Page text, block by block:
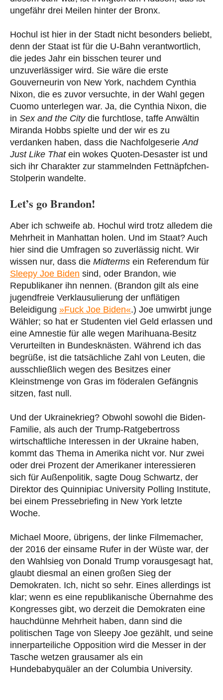
ungefähr drei Meilen hinter der Bronx.
Hochul ist hier in der Stadt nicht besonders beliebt,
denn der Staat ist für die U-Bahn verantwortlich,
die jedes Jahr ein bisschen teurer und
unzuverlässiger wird. Sie wäre die erste
Gouverneurin von New York, nachdem Cynthia
Nixon, die es zuvor versuchte, in der Wahl gegen
Cuomo unterlegen war. Ja, die Cynthia Nixon, die
in Sex and the Citydie furchtlose, taffe Anwältin
Miranda Hobbs spielte und der wir es zu
verdanken haben, dass die NachfolgeserieAnd
Just Like Thatein wokes Quoten-Desaster ist und
sich ihr Charakter zur stammelnden Fettnäpfchen-
Stolperin wandelte.
Let’s go Brandon!
Aber ich schweife ab. Hochul wird trotz alledem die
Mehrheit in Manhattan holen. Und im Staat? Auch
hier sind die Umfragen so zuverlässig nicht. Wir
wissen nur, dass die Midterms ein Referendum für
Sleepy Joe Biden sind, oder Brandon, wie
Republikaner ihn nennen. (Brandon gilt als eine
jugendfreie Verklausulierung der unflätigen
Beleidigung »Fuck Joe Biden«.) Joe umwirbt junge
Wähler; so hat er Studenten viel Geld erlassen und
eine Amnestie für alle wegen Marihuana-Besitz
Verurteilten in Bundesknästen. Während ich das
begrüße, ist die tatsächliche Zahl von Leuten, die
ausschließlich wegen des Besitzes einer
Kleinstmenge von Gras im föderalen Gefängnis
sitzen, fast null.
Und der Ukrainekrieg? Obwohl sowohl die Biden-
Familie, als auch der Trump-Ratgebertross
wirtschaftliche Interessen in der Ukraine haben,
kommt das Thema in Amerika nicht vor. Nur zwei
oder drei Prozent der Amerikaner interessieren
sich für Außenpolitik, sagte Doug Schwartz, der
Direktor des Quinnipiac University Polling Institute,
bei einem Pressebriefing in New York letzte
Woche.
Michael Moore, übrigens, der linke Filmemacher,
der 2016 der einsame Rufer in der Wüste war, der
den Wahlsieg von Donald Trump vorausgesagt hat,
glaubt diesmal an einen großen Sieg der
Demokraten. Ich, nicht so sehr. Eines allerdings ist
klar; wenn es eine republikanische Übernahme des
Kongresses gibt, wo derzeit die Demokraten eine
hauchdünne Mehrheit haben, dann sind die
politischen Tage von Sleepy Joe gezählt, und seine
innerparteiliche Opposition wird die Messer in der
Tasche wetzen grausamer als ein
Hundebabyquäler an der Columbia University.